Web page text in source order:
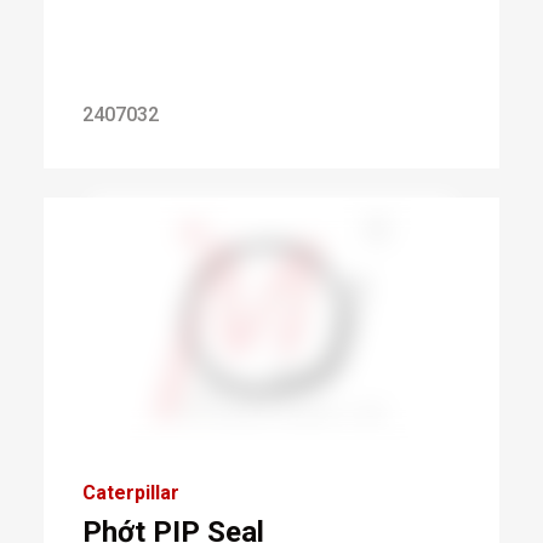
2407032
Caterpillar
Phớt PIP Seal